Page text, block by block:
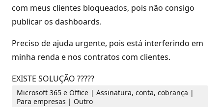
com meus clientes bloqueados, pois não consigo
publicar os dashboards.
Preciso de ajuda urgente, pois está interferindo em
minha renda e nos contratos com clientes.
EXISTE SOLUÇÃO ?????
Microsoft 365 e Office | Assinatura, conta, cobrança |
Para empresas | Outro